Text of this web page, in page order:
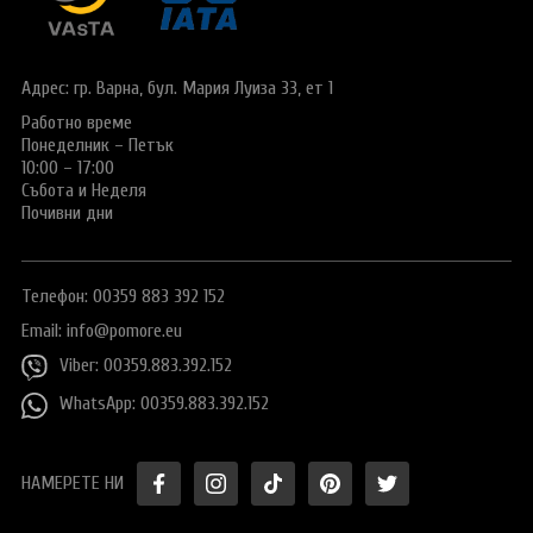
Е-ВИЗА ЗА РУСИЯ
ВИЗА за САУДИТСКА АРАБИЯ
Виза за Тайланд
Заявление за издаване на електронно разрешение за
пътуване до UK
ПОДАРЪЧЕН ВАУЧЕР ЗА ПЪТУВАНЕ
ОЩЕ
Общи условия
Политика за
поверителност
+359 883 392 152
Адрес: гр. Варна, бул. Мария Луиза 33, ет 1
Работно време
Понеделник – Петък
10:00 – 17:00
Събота и Неделя
Почивни дни
Телефон: 00359 883 392 152
Email: info@pomore.eu
Viber: 00359.883.392.152
WhatsApp: 00359.883.392.152
НАМЕРЕТЕ НИ